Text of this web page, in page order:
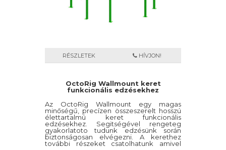
RÉSZLETEK HÍVJON!
OctoRig Wallmount keret
funkcionális edzésekhez
Az OctoRig Wallmount egy magas
minőségű, precízen összeszerelt hosszú
élettartalmú keret funkcionális
edzésekhez. Segitségével rengeteg
gyakorlatoto tudunk edzésünk során
biztonságosan elvégezni. A kerethez
további részeket csatolhatunk amivel